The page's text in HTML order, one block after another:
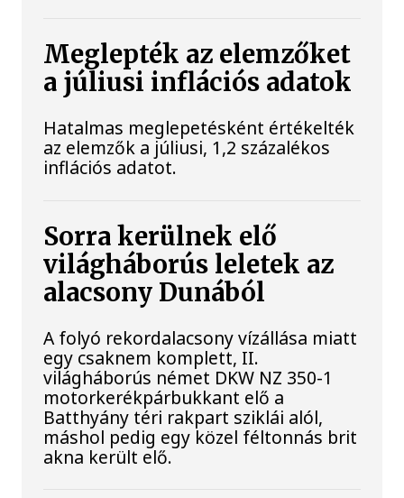
Meglepték az elemzőket
a júliusi inflációs adatok
Hatalmas meglepetésként értékelték
az elemzők a júliusi, 1,2 százalékos
inflációs adatot.
Sorra kerülnek elő
világháborús leletek az
alacsony Dunából
A folyó rekordalacsony vízállása miatt
egy csaknem komplett, II.
világháborús német DKW NZ 350-1
motorkerékpárbukkant elő a
Batthyány téri rakpart sziklái alól,
máshol pedig egy közel féltonnás brit
akna került elő.